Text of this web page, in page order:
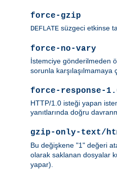
force-gzip
DEFLATE süzgeci etkinse
force-no-vary
İstemciye gönderilmeden
sorunla karşılaşılmamaya
force-response-
HTTP/1.0 isteği yapan
yanıtlarında doğru
gzip-only-text/
Bu değişkene "1" değeri
olarak saklanan dosyalar
yapar).